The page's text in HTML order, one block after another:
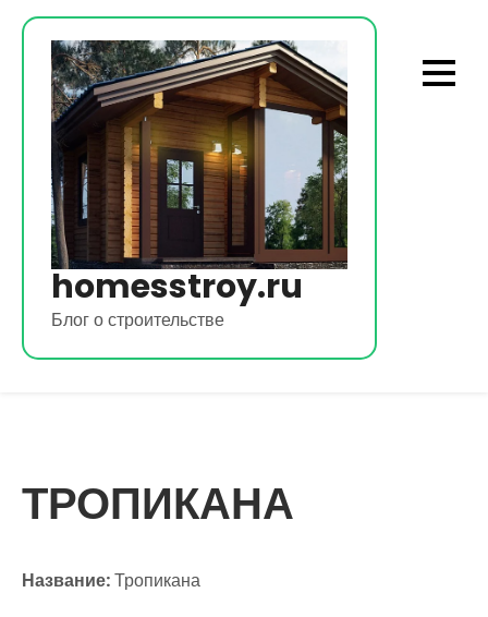
Перейти
содержимому
homesstroy.ru
Блог о строительстве
ТРОПИКАНА
Название:Тропикана